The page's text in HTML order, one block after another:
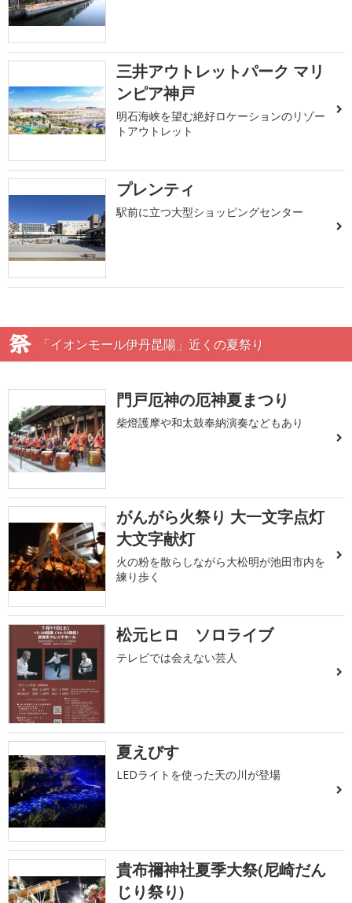
三井アウトレットパーク マリ
ンピア神戸
明石海峡を望む絶好ロケーションのリゾー
トアウトレット
プレンティ
駅前に立つ大型ショッピングセンター
「イオンモール伊丹昆陽」近くの夏祭り
門戸厄神の厄神夏まつり
柴燈護摩や和太鼓奉納演奏などもあり
がんがら火祭り 大一文字点灯
大文字献灯
火の粉を散らしながら大松明が池田市内を
練り歩く
松元ヒロ ソロライブ
テレビでは会えない芸人
夏えびす
LEDライトを使った天の川が登場
貴布禰神社夏季大祭(尼崎だん
じり祭り)